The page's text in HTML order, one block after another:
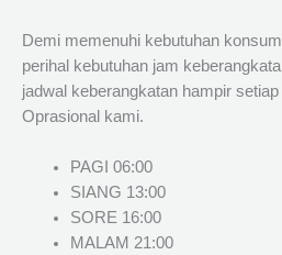
Demi memenuhi kebutuhan
perihal kebutuhan jam
jadwal keberangkatan hampir
Oprasional kami.
PAGI 06:00
SIANG 13:00
SORE 16:00
MALAM 21:00